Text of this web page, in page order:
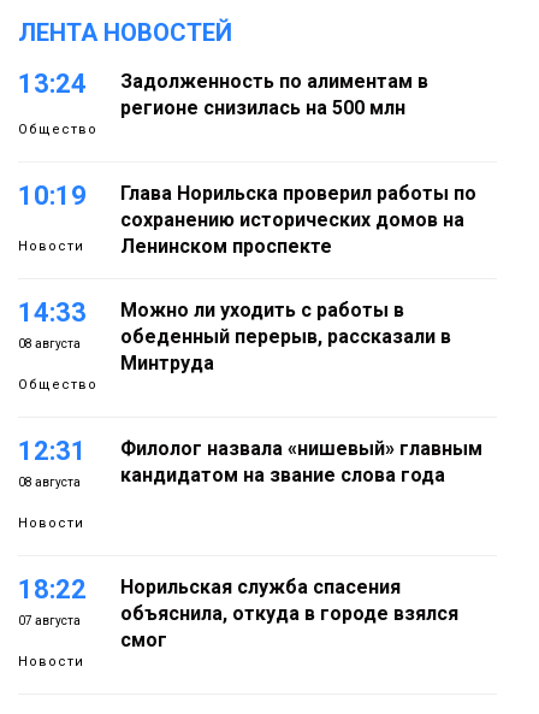
ЛЕНТА НОВОСТЕЙ
13:24
Общество
Задолженность по алиментам в
регионе снизилась на 500 млн
10:19
Новости
Глава Норильска проверил работы по
сохранению исторических домов на
Ленинском проспекте
14:33
08 августа
Общество
Можно ли уходить с работы в
обеденный перерыв, рассказали в
Минтруда
12:31
08 августа
Новости
Филолог назвала «нишевый» главным
кандидатом на звание слова года
18:22
07 августа
Новости
Норильская служба спасения
объяснила, откуда в городе взялся
смог